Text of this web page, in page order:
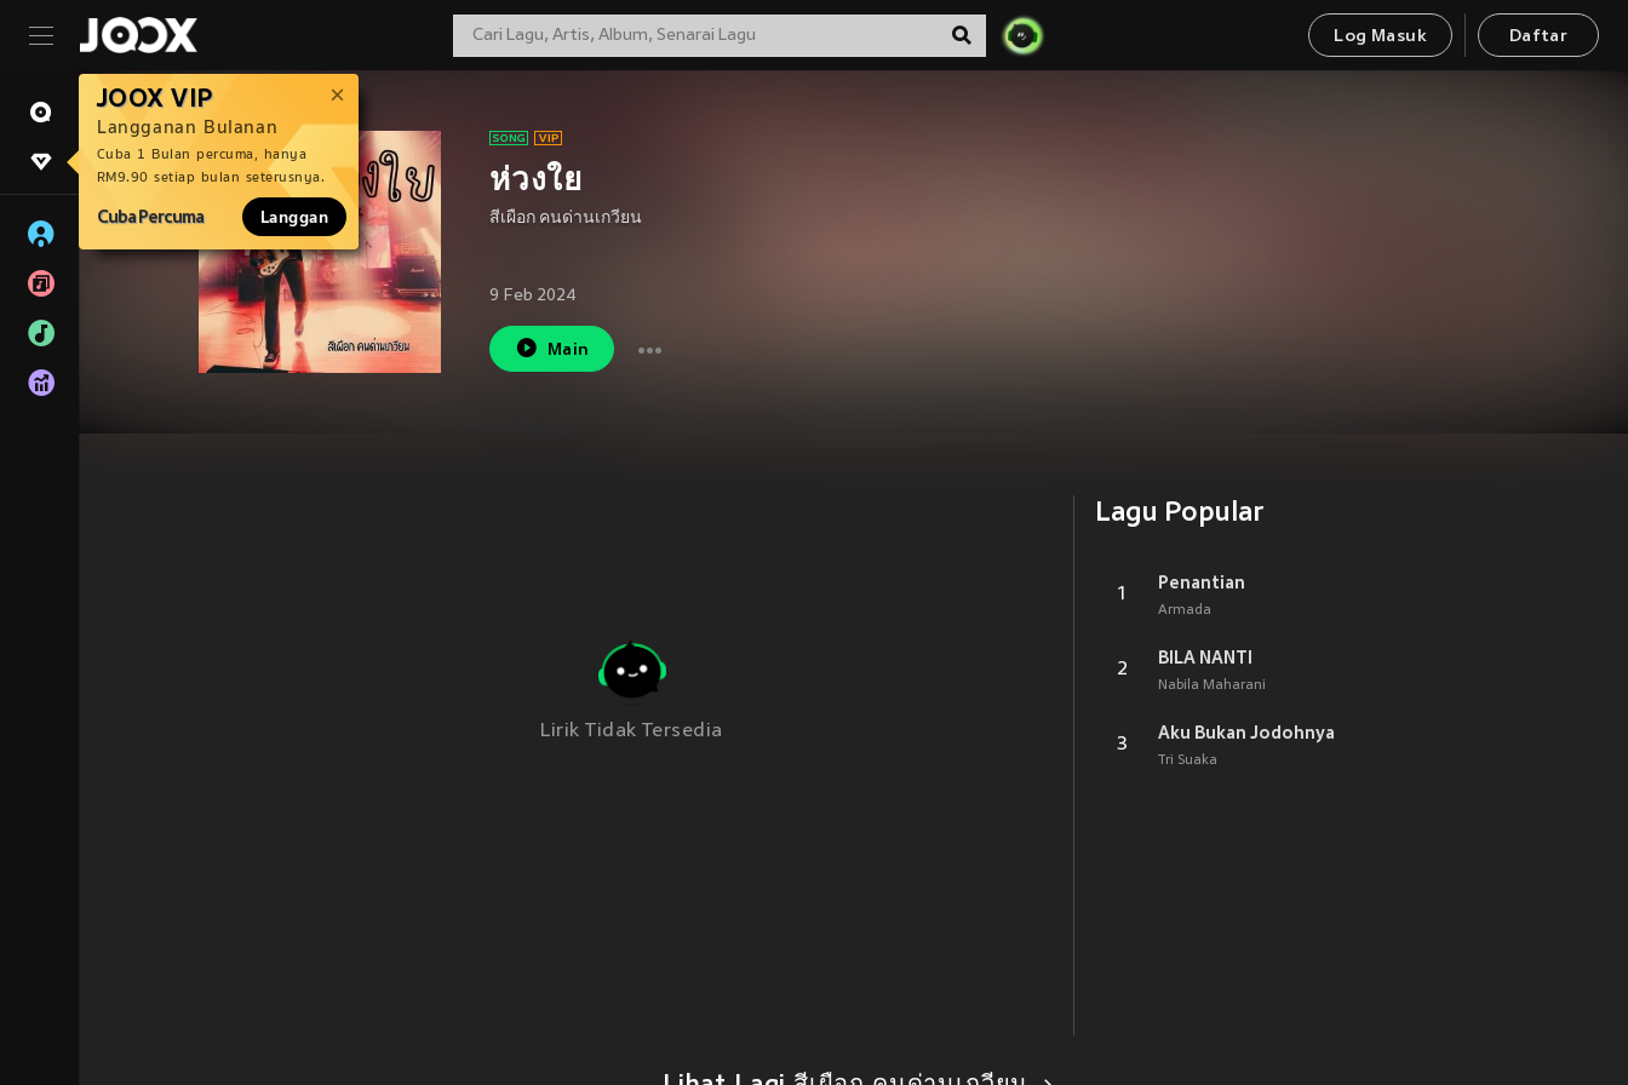
Log Masuk Daftar
JOOX VIP
Langganan Bulanan
Cuba 1 Bulan percuma, hanya
RM9.90 setiap bulan seterusnya.
Cuba Percuma Langgan
ห่วงใย
สีเผือก คนด่านเกวียน
9 Feb 2024
Main
Lirik Tidak Tersedia
Lagu Popular
1
Penantian
Armada
2
BILA NANTI
Nabila Maharani
3
Aku Bukan Jodohnya
Tri Suaka